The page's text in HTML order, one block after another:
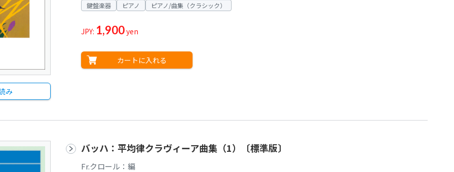
み
鍵盤楽器 ピアノ ピアノ/曲集（クラシック）
JPY: 1,900yen
カートに入れる
バッハ：平均律クラヴィーア曲集（1）〔標準版〕
Fr.クロール：編